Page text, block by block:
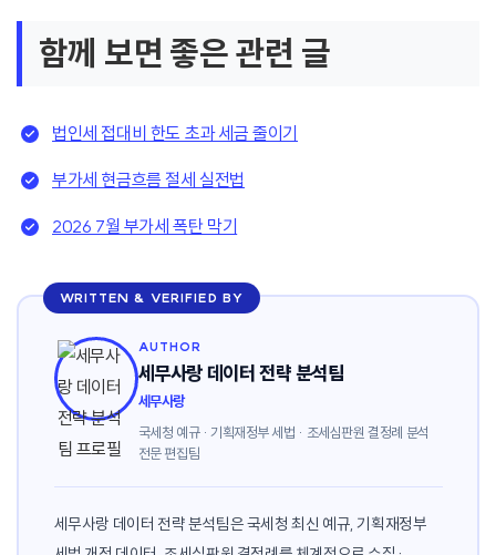
함께 보면 좋은 관련 글
법인세 접대비 한도 초과 세금 줄이기
부가세 현금흐름 절세 실전법
2026 7월 부가세 폭탄 막기
WRITTEN & VERIFIED BY
AUTHOR
세무사랑 데이터 전략 분석팀
세무사랑
국세청 예규 · 기획재정부 세법 · 조세심판원 결정례 분석
전문 편집팀
세무사랑 데이터 전략 분석팀은 국세청 최신 예규, 기획재정부